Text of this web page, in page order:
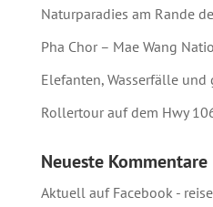
Naturparadies am Rande
Pha Chor – Mae Wang
Elefanten, Wasserfälle und
Rollertour auf dem Hwy
Neueste Kommentare
Aktuell auf Facebook -